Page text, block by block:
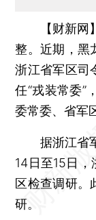
【财新网
整。近期，黑
浙江省军区司
任“戎装常委”
委常委、省军
据浙江省军
14日至15日
区检查调研。
研。